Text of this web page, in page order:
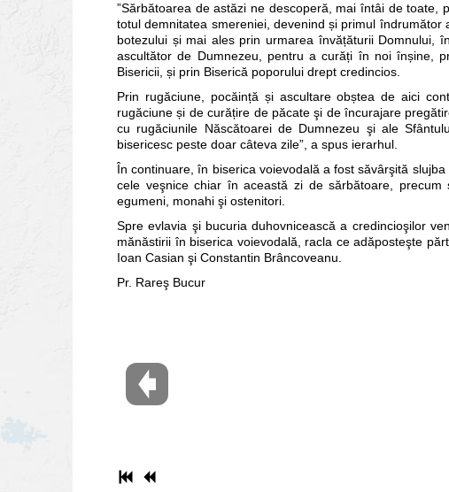
”Sărbătoarea de astăzi ne descoperă, mai întâi de
totul demnitatea smereniei, devenind și primul
botezului și mai ales prin urmarea învățăturii Domnului,
ascultător de Dumnezeu, pentru a curăți în noi înșine,
Bisericii, și prin Biserică poporului drept credincios.
Prin rugăciune, pocăință și ascultare obștea de aici
rugăciune și de curățire de păcate şi de încurajare
cu rugăciunile Născătoarei de Dumnezeu şi ale
bisericesc peste doar câteva zile”, a spus ierarhul.
În continuare, în biserica voievodală a fost săvârşită
cele veşnice chiar în această zi de sărbătoare, precum
egumeni, monahi şi ostenitori.
Spre evlavia şi bucuria duhovnicească a credincioşilor
mănăstirii în biserica voievodală, racla ce adăposteşte
Ioan Casian şi Constantin Brâncoveanu.
Pr. Rareş Bucur